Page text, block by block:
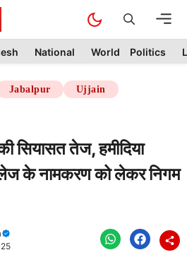
National World Politics
Jabalpur Ujjain
सियासत तेज, हमीदिया
के नामकरण को लेकर निगम